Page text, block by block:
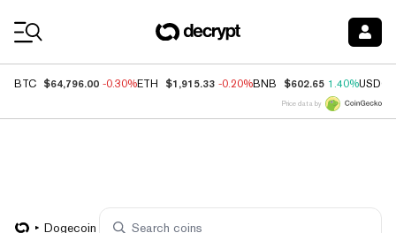
BTC $64,796.00 -0.30%ETH $1,915.33 -0.20%BNB $602.65 1.40%USDC
Price data by
Dogecoin